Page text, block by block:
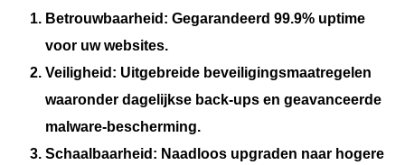
Betrouwbaarheid: Gegarandeerd 99.9% uptime
voor uw websites.
Veiligheid: Uitgebreide beveiligingsmaatregelen
waaronder dagelijkse back-ups en geavanceerde
malware-bescherming.
Schaalbaarheid: Naadloos upgraden naar hogere